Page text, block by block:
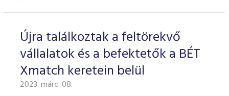
Újra találkoztak a feltörekvő
vállalatok és a befektetők a BÉT
Xmatch keretein belül
2023. márc. 08.